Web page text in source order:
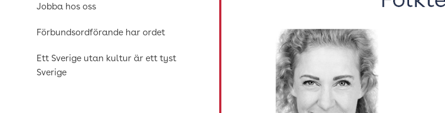
Jobba hos oss
Förbundsordförande har ordet
Ett Sverige utan kultur är ett tyst
Sverige